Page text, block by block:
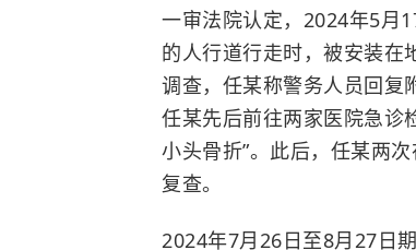
一审法院认定，2024年5月
的人行道行走时，被安装在
调查，任某称警务人员回复
任某先后前往两家医院急诊
小头骨折”。此后，任某两
复查。
2024年7月26日至8月27日